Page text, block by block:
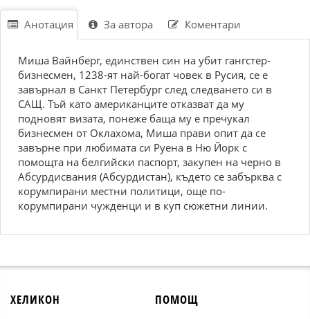
Анотация За автора Коментари
Миша Вайнберг, единствен син на убит гангстер-
бизнесмен, 1238-ят най-богат човек в Русия, се е
завърнал в Санкт Петербург след следването си в
САЩ. Тъй като американците отказват да му
подновят визата, понеже баща му е пречукал
бизнесмен от Оклахома, Миша прави опит да се
завърне при любимата си Руена в Ню Йорк с
помощта на белгийски паспорт, закупен на черно в
Абсурдисвания (Абсурдистан), където се забърква с
корумпирани местни политици, още по-
корумпирани чужденци и в куп сюжетни линии.
ХЕЛИКОН ПОМОЩ